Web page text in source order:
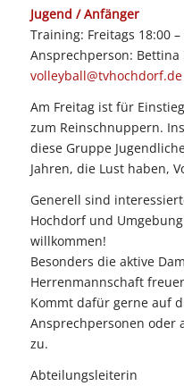
Jugend / Anfänger
Training: Freitags 18:00 –
Ansprechperson: Bettina
volleyball@tvhochdorf.de
Am Freitag ist für
zum Reinschnuppern.
diese Gruppe
Jahren, die Lust haben,
Generell sind
Hochdorf und
willkommen!
Besonders die aktive
Herrenmannschaft
Kommt dafür gerne auf
Ansprechpersonen oder
zu.
Abteilungsleiterin